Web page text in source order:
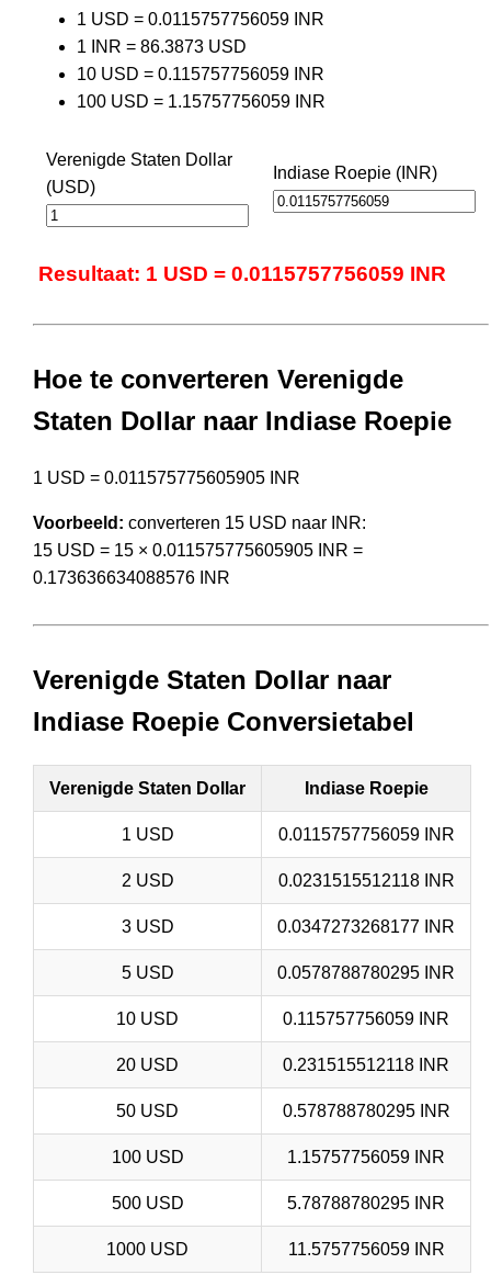
1 USD = 0.0115757756059 INR
1 INR = 86.3873 USD
10 USD = 0.115757756059 INR
100 USD = 1.15757756059 INR
Verenigde Staten Dollar
(USD)
Indiase Roepie (INR)
Resultaat: 1 USD = 0.0115757756059 INR
Hoe te converteren Verenigde
Staten Dollar naar Indiase Roepie
1 USD = 0.011575775605905 INR
Voorbeeld: converteren 15 USD naar INR:
15 USD = 15 × 0.011575775605905 INR =
0.173636634088576 INR
Verenigde Staten Dollar naar
Indiase Roepie Conversietabel
Verenigde Staten Dollar Indiase Roepie
1 USD 0.0115757756059 INR
2 USD 0.0231515512118 INR
3 USD 0.0347273268177 INR
5 USD 0.0578788780295 INR
10 USD 0.115757756059 INR
20 USD 0.231515512118 INR
50 USD 0.578788780295 INR
100 USD 1.15757756059 INR
500 USD 5.78788780295 INR
1000 USD 11.5757756059 INR